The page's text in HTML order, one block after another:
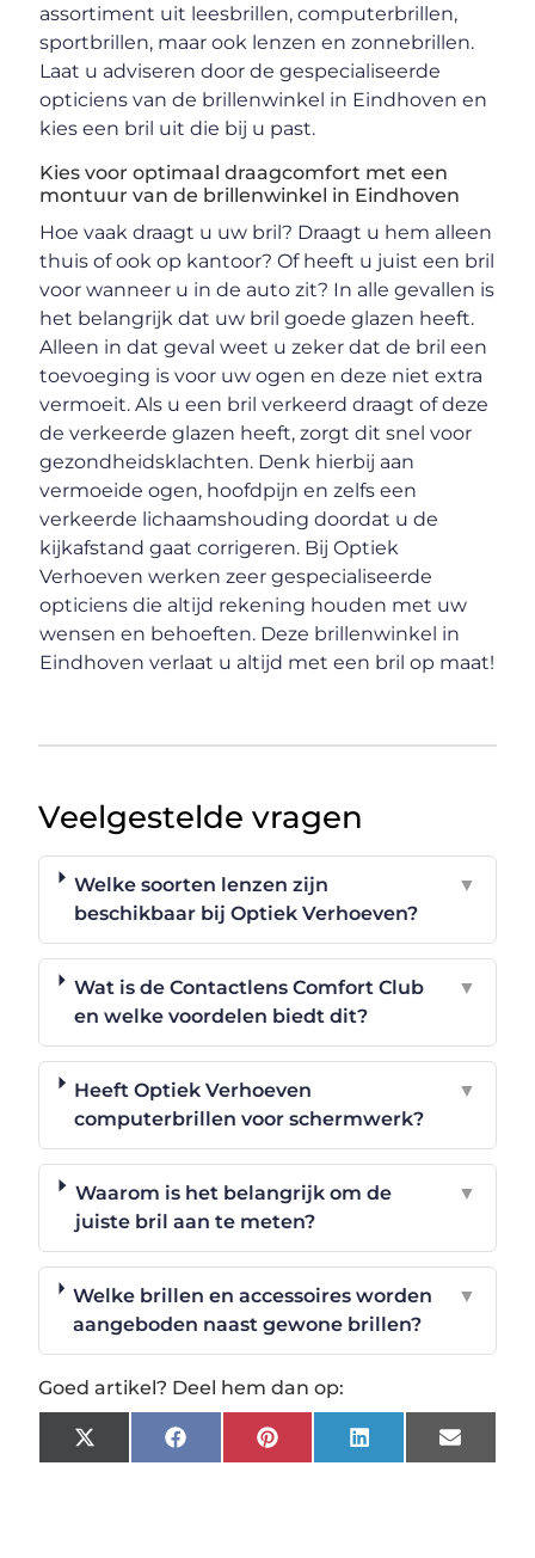
assortiment uit leesbrillen, computerbrillen,
sportbrillen, maar ook lenzen en zonnebrillen.
Laat u adviseren door de gespecialiseerde
opticiens van de brillenwinkel in Eindhoven en
kies een bril uit die bij u past.
Kies voor optimaal draagcomfort met een
montuur van de brillenwinkel in Eindhoven
Hoe vaak draagt u uw bril? Draagt u hem alleen
thuis of ook op kantoor? Of heeft u juist een bril
voor wanneer u in de auto zit? In alle gevallen is
het belangrijk dat uw bril goede glazen heeft.
Alleen in dat geval weet u zeker dat de bril een
toevoeging is voor uw ogen en deze niet extra
vermoeit. Als u een bril verkeerd draagt of deze
de verkeerde glazen heeft, zorgt dit snel voor
gezondheidsklachten. Denk hierbij aan
vermoeide ogen, hoofdpijn en zelfs een
verkeerde lichaamshouding doordat u de
kijkafstand gaat corrigeren. Bij Optiek
Verhoeven werken zeer gespecialiseerde
opticiens die altijd rekening houden met uw
wensen en behoeften. Deze brillenwinkel in
Eindhoven verlaat u altijd met een bril op maat!
Veelgestelde vragen
Welke soorten lenzen zijn
beschikbaar bij Optiek Verhoeven?
▼
Wat is de Contactlens Comfort Club
en welke voordelen biedt dit?
▼
Heeft Optiek Verhoeven
computerbrillen voor schermwerk?
▼
Waarom is het belangrijk om de
juiste bril aan te meten?
▼
Welke brillen en accessoires worden
aangeboden naast gewone brillen?
▼
Goed artikel? Deel hem dan op:
X
(Twitter)
FacebookPinterestLinkedInEmail